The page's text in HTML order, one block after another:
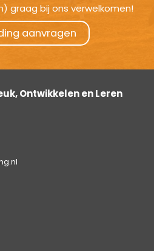
graag bij ons verwelkomen!
aanvragen
Ontwikkelen en Leren